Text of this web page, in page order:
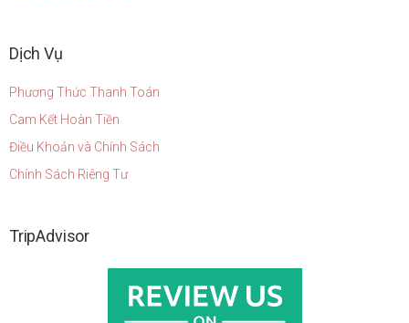
Dịch Vụ
Phương Thức Thanh Toán
Cam Kết Hoàn Tiền
Điều Khoản và Chính Sách
Chính Sách Riêng Tư
TripAdvisor